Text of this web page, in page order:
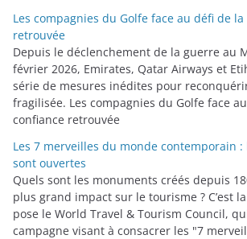
Les compagnies du Golfe face au défi de
retrouvée
Depuis le déclenchement de la guerre au
février 2026, Emirates, Qatar Airways et
série de mesures inédites pour
fragilisée. Les compagnies du Golfe face
confiance retrouvée
Les 7 merveilles du monde contemporain
sont ouvertes
Quels sont les monuments créés depuis
plus grand impact sur le tourisme ? C’est
pose le World Travel & Tourism Council,
campagne visant à consacrer les "7